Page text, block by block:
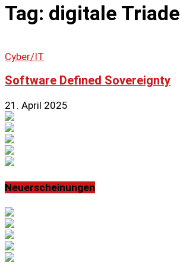
Tag: digitale Triade
Cyber/IT
Software Defined Sovereignty
21. April 2025
Neuerscheinungen